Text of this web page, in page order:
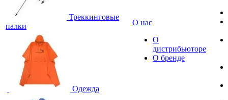
Треккинговые
палки
Одежда
О нас
О
дистрибьюторе
О бренде